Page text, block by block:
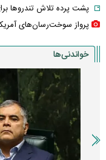
پشت پرده تلاش تندروها
پرواز سوخت‌رسان‌های
خواندنی‌ها